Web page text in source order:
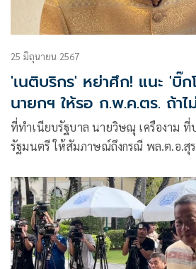
25 มิถุนายน 2567
'เนติบริกร' หย่าศึก! แนะ 'บิ๊
นายกฯ ให้รอ ก.พ.ค.ตร. ถ้าไ
ปกครอง
ที่ทำเนียบรัฐบาล นายวิษณุ เครืองาม ที่
รัฐมนตรี ให้สัมภาษณ์ถึงกรณี พล.ต.อ.สุ